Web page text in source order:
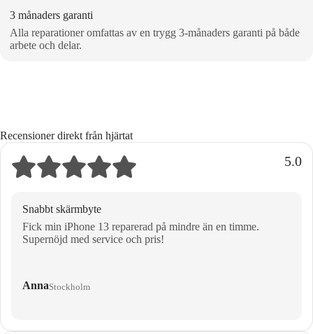
3 månaders garanti
Alla reparationer omfattas av en trygg 3‑månaders garanti på både
arbete och delar.
Recensioner direkt från hjärtat
5.0
Snabbt skärmbyte
Fick min iPhone 13 reparerad på mindre än en timme.
Supernöjd med service och pris!
AnnaStockholm